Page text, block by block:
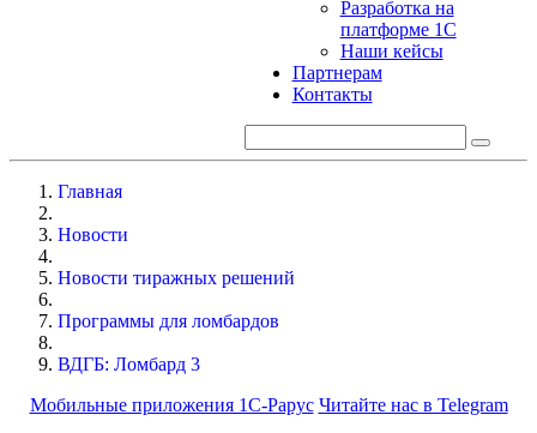
Разработка на
платформе 1С
Наши кейсы
Партнерам
Контакты
Главная
Новости
Новости тиражных решений
Программы для ломбардов
ВДГБ: Ломбард 3
Мобильные приложения 1С-Рарус Читайте нас в Telegram